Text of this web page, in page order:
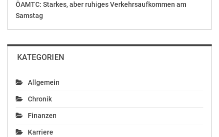
ORF SPORT + mit 3. AVL
Women-Finalspiel UVC
Klagenfurt
April 10, 2018
Marathon und Billard-
April 13, 2018
ORF SPORT + mit GAK
ÖAMTC: Starkes, aber ruhiges Verkehrsaufkommen am
Samstag
KATEGORIEN
Allgemein
Chronik
Finanzen
Karriere